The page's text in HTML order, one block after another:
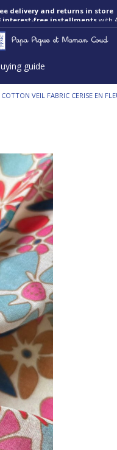
delivery and returns in store
interest-free installmentswith
guide
COTTON VEIL FABRIC CERISE EN